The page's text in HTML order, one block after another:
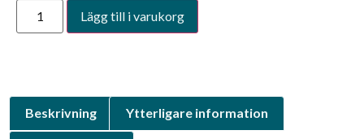
Lägg till i varukorg
Beskrivning Ytterligare information